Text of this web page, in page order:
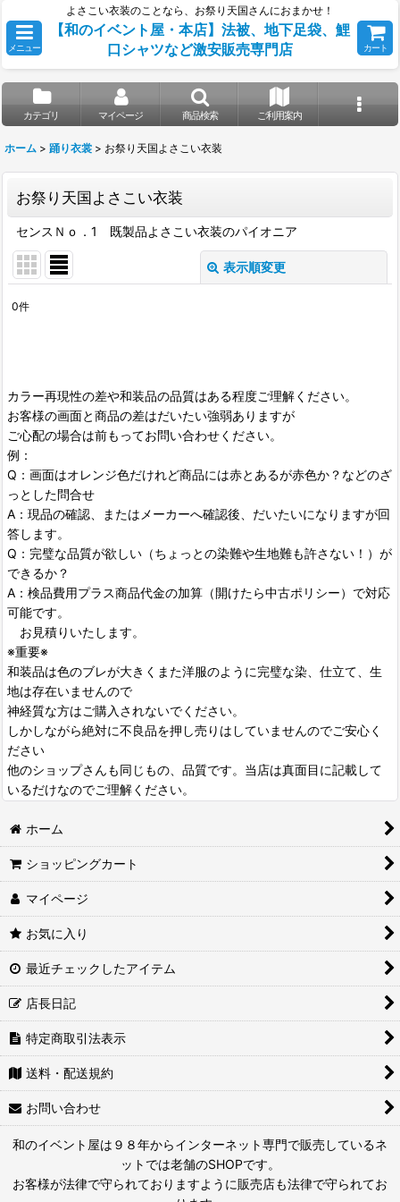
よさこい衣装のことなら、お祭り天国さんにおまかせ！
メニュー
【和のイベント屋・本店】法被、地下足袋、鯉
口シャツなど激安販売専門店
カート
カテゴリ マイページ 商品検索 ご利用案内
ホーム > 踊り衣裳 > お祭り天国よさこい衣装
お祭り天国よさこい衣装
センスＮｏ．1 既製品よさこい衣装のパイオニア
表示順変更
絞り込む
0件
カラー再現性の差や和装品の品質はある程度ご理解ください。
お客様の画面と商品の差はだいたい強弱ありますが
ご心配の場合は前もってお問い合わせください。
例：
Q：画面はオレンジ色だけれど商品には赤とあるが赤色か？などのざ
っとした問合せ
A：現品の確認、またはメーカーへ確認後、だいたいになりますが回
答します。
Q：完璧な品質が欲しい（ちょっとの染難や生地難も許さない！）が
できるか？
A：検品費用プラス商品代金の加算（開けたら中古ポリシー）で対応
可能です。
お見積りいたします。
※重要※
和装品は色のブレが大きくまた洋服のように完璧な染、仕立て、生
地は存在いませんので
神経質な方はご購入されないでください。
しかしながら絶対に不良品を押し売りはしていませんのでご安心く
ださい
他のショップさんも同じもの、品質です。当店は真面目に記載して
いるだけなのでご理解ください。
ホーム
ショッピングカート
マイページ
お気に入り
最近チェックしたアイテム
店長日記
特定商取引法表示
送料・配送規約
お問い合わせ
和のイベント屋は９８年からインターネット専門で販売しているネ
ットでは老舗のSHOPです。
お客様が法律で守られておりますように販売店も法律で守られてお